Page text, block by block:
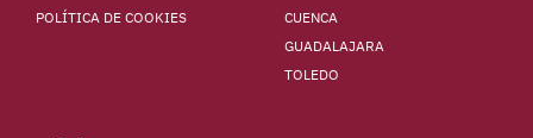
POLÍTICA DE COOKIES
CUENCA
GUADALAJARA
TOLEDO